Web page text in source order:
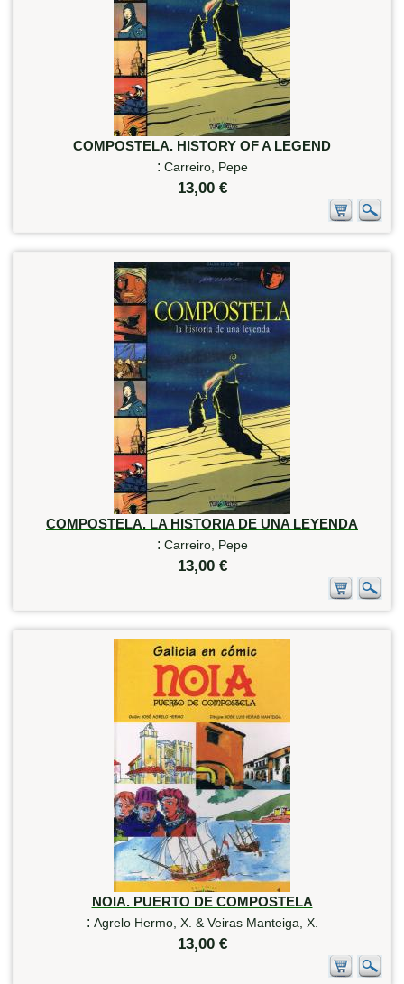
COMPOSTELA. HISTORY OF A LEGEND
: Carreiro, Pepe
13,00 €
COMPOSTELA. LA HISTORIA DE UNA LEYENDA
: Carreiro, Pepe
13,00 €
NOIA. PUERTO DE COMPOSTELA
: Agrelo Hermo, X. & Veiras Manteiga, X.
13,00 €